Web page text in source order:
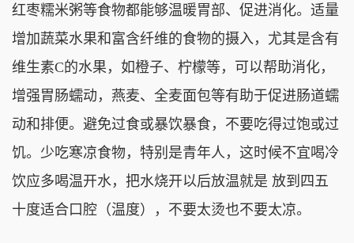
红枣糯米粥等食物都能够温暖胃部、促进消化。适量
增加蔬菜水果和富含纤维的食物的摄入，尤其是含有
维生素C的水果，如橙子、柠檬等，可以帮助消化，
增强胃肠蠕动，燕麦、全麦面包等有助于促进肠道蠕
动和排便。避免过食或暴饮暴食，不要吃得过饱或过
饥。少吃寒凉食物，特别是青年人，这时候不宜喝冷
饮应多喝温开水，把水烧开以后放温就是 放到四五
十度适合口腔（温度），不要太烫也不要太凉。